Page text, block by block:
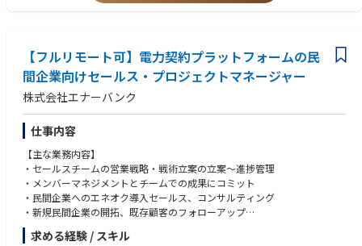
も担当・遂行できる地質技術者を募集します。
ど）の技術についての知識や理解力を有する者
【その他】
当社の経営理念に共感し、困難な状況下でも目標に向かって社内外のステ
ークホルダーと円滑なコミュニケーションを図りながら、積極的に問題や
課題を摘出し能動的に業務遂行できる方
【フルリモート可】電力契約プラットフォームの民
間企業向けセールス・プロジェクトマネージャー
株式会社エナーバンク
仕事内容
【主な業務内容】
・セールスチームの営業戦略・戦術立案の立案〜進捗管理
・メンバーマネジメントとチームでの成果にコミット
・民間企業へのエネオク導入セールス、コンサルティング
・新規民間企業の開拓、既存顧客のフォローアップ
・セールスストーリーの構築（サービスの価値、意味など）
・プロジェクトに関わるステークホルダーとの調整
求める経験 / スキル